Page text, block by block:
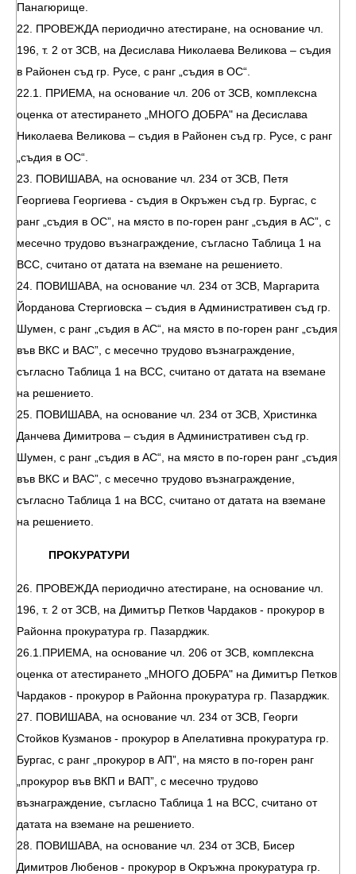
Панагюрище.
22. ПРОВЕЖДА периодично атестиране, на основание чл.
196, т. 2 от ЗСВ, на Десислава Николаева Великова – съдия
в Районен съд гр. Русе, с ранг „съдия в ОС“.
22.1. ПРИЕМА, на основание чл. 206 от ЗСВ, комплексна
оценка от атестирането „МНОГО ДОБРА" на Десислава
Николаева Великова – съдия в Районен съд гр. Русе, с ранг
„съдия в ОС“.
23. ПОВИШАВА, на основание чл. 234 от ЗСВ, Петя
Георгиева Георгиева - съдия в Окръжен съд гр. Бургас, с
ранг „съдия в ОС”, на място в по-горен ранг „съдия в АС”, с
месечно трудово възнаграждение, съгласно Таблица 1 на
ВСС, считано от датата на вземане на решението.
24. ПОВИШАВА, на основание чл. 234 от ЗСВ, Маргарита
Йорданова Стергиовска – съдия в Административен съд гр.
Шумен, с ранг „съдия в АС“, на място в по-горен ранг „съдия
във ВКС и ВАС”, с месечно трудово възнаграждение,
съгласно Таблица 1 на ВСС, считано от датата на вземане
на решението.
25. ПОВИШАВА, на основание чл. 234 от ЗСВ, Христинка
Данчева Димитрова – съдия в Административен съд гр.
Шумен, с ранг „съдия в АС“, на място в по-горен ранг „съдия
във ВКС и ВАС”, с месечно трудово възнаграждение,
съгласно Таблица 1 на ВСС, считано от датата на вземане
на решението.
ПРОКУРАТУРИ
26. ПРОВЕЖДА периодично атестиране, на основание чл.
196, т. 2 от ЗСВ, на Димитър Петков Чардаков - прокурор в
Районна прокуратура гр. Пазарджик.
26.1.ПРИЕМА, на основание чл. 206 от ЗСВ, комплексна
оценка от атестирането „МНОГО ДОБРА" на Димитър Петков
Чардаков - прокурор в Районна прокуратура гр. Пазарджик.
27. ПОВИШАВА, на основание чл. 234 от ЗСВ, Георги
Стойков Кузманов - прокурор в Апелативна прокуратура гр.
Бургас, с ранг „прокурор в АП”, на място в по-горен ранг
„прокурор във ВКП и ВАП”, с месечно трудово
възнаграждение, съгласно Таблица 1 на ВСС, считано от
датата на вземане на решението.
28. ПОВИШАВА, на основание чл. 234 от ЗСВ, Бисер
Димитров Любенов - прокурор в Окръжна прокуратура гр.